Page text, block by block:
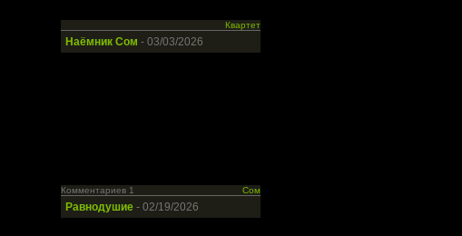
Квартет
Наёмник Сом - 03/03/2026
Комментариев 1 Сом
Равнодушие - 02/19/2026